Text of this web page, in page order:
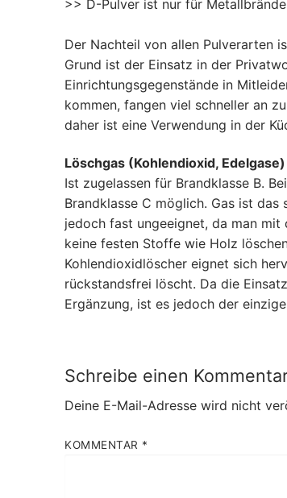
>> D-Pulver ist nur für
Der Nachteil von allen Pulverarten
Grund ist der Einsatz in der
Einrichtungsgegenstände in
kommen, fangen viel schneller an
daher ist eine Verwendung in der
Löschgas (Kohlendioxid, Edelgase)
Ist zugelassen für Brandklasse B.
Brandklasse C möglich. Gas ist
jedoch fast ungeeignet, da man mit
keine festen Stoffe wie Holz
Kohlendioxidlöscher eignet sich
rückstandsfrei löscht. Da die
Ergänzung, ist es jedoch der
Schreibe einen
Deine E-Mail-Adresse wird nicht
KOMMENTAR *